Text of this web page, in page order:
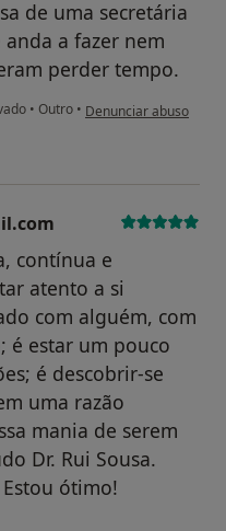
de uma secretária
a fazer nem
perder tempo.
• Outro • na opinião do
Denunciar abuso
contínua e
atento a si
com alguém, com
é estar um pouco
é descobrir-se
uma razão
mania de serem
Dr. Rui Sousa.
ótimo!